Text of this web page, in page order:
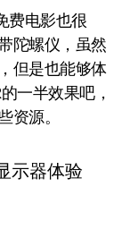
费电影也很
陀螺仪，虽然
但是也能够体
一半效果吧，
资源。